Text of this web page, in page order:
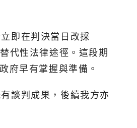
即在判決當日改採
代性法律途徑。這段期
府早有掌握與準備。
談判成果，後續我方亦